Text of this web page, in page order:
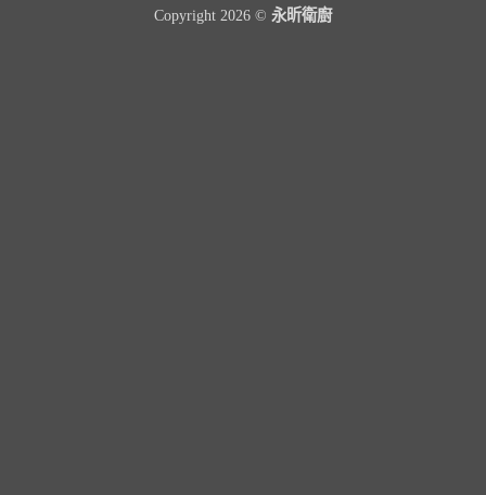
Copyright 2026 © 永昕衛廚